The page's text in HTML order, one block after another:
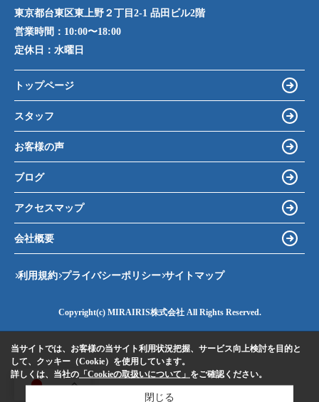
東京都台東区東上野２丁目2-1 品田ビル2階
営業時間： 10:00〜18:00
定休日： 水曜日
JA
トップページ
スタッフ
お客様の声
ブログ
アクセスマップ
会社概要
利用規約 プライバシーポリシー サイトマップ
Copyright(c) MIRAIRIS株式会社 All Rights Reserved.
当サイトでは、お客様の当サイト利用状況把握、サービス向上検討を目的と
して、クッキー（Cookie）を使用しています。
詳しくは、当社の 「Cookieの取扱いについて」 をご確認ください。
閉じる